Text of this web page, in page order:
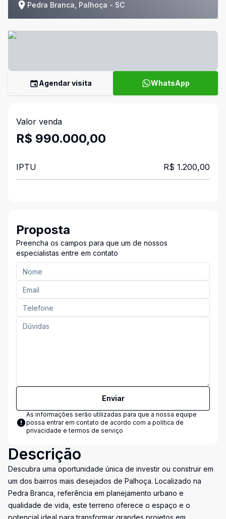
Pedra Branca, Palhoça - SC
Agendar visita WhatsApp
Valor venda
R$ 990.000,00
IPTU R$ 1.200,00
Proposta
Preencha os campos para que um de nossos
especialistas entre em contato
Enviar
As informações serão utilizadas para que a nossa equipe
possa entrar em contato de acordo com a política de
privacidade e termos de serviço
Descrição
Descubra uma oportunidade única de investir ou construir em
um dos bairros mais desejados de Palhoça. Localizado na
Pedra Branca, referência em planejamento urbano e
qualidade de vida, este terreno oferece o espaço e o
potencial ideal para transformar grandes projetos em